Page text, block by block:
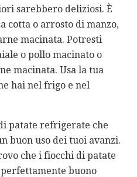
sarebbero deliziosi. È
cotta o arrosto di manzo,
macinata. Potresti
o pollo macinato o
macinata. Usa la tua
hai nel frigo e nel
patate refrigerate che
buon uso dei tuoi avanzi.
che i fiocchi di patate
perfettamente buono